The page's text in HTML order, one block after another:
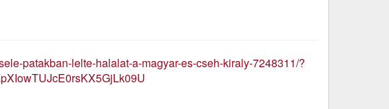
patakban-lelte-halalat-a-magyar-es-cseh-kiraly-7248311/?